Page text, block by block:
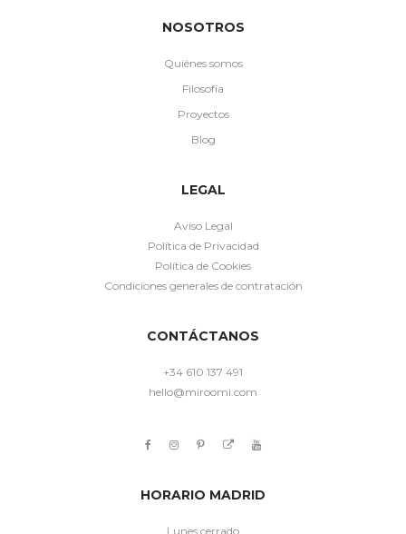
NOSOTROS
Quiénes somos
Filosofía
Proyectos
Blog
LEGAL
Aviso Legal
Política de Privacidad
Política de Cookies
Condiciones generales de contratación
CONTÁCTANOS
+34 610 137 491
hello@miroomi.com
HORARIO MADRID
Lunes cerrado